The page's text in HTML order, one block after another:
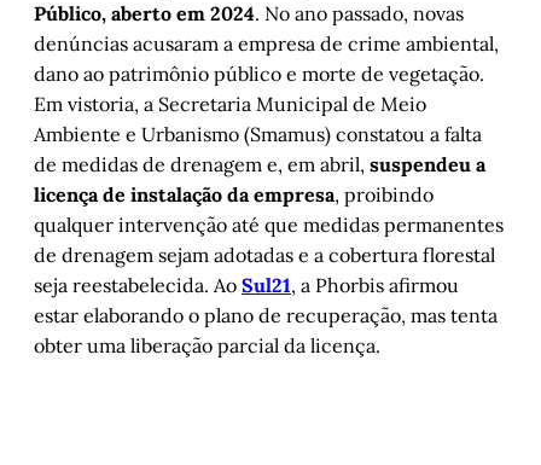
Público, aberto em 2024. No ano passado, novas
denúncias acusaram a empresa de crime ambiental,
dano ao patrimônio público e morte de vegetação.
Em vistoria, a Secretaria Municipal de Meio
Ambiente e Urbanismo (Smamus) constatou a falta
de medidas de drenagem e, em abril, suspendeu a
licença de instalação da empresa, proibindo
qualquer intervenção até que medidas permanentes
de drenagem sejam adotadas e a cobertura florestal
seja reestabelecida. Ao Sul21, a Phorbis afirmou
estar elaborando o plano de recuperação, mas tenta
obter uma liberação parcial da licença.